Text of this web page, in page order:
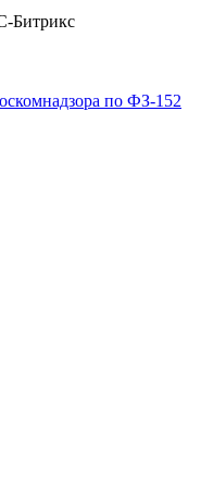
Битрикс
по ФЗ-152